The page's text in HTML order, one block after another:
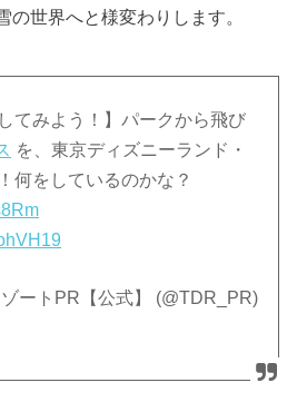
の世界へと様変わりします。
てみよう！】パークから飛び
を、東京ディズニーランド・
何をしているのかな？
ートPR【公式】 (@TDR_PR)